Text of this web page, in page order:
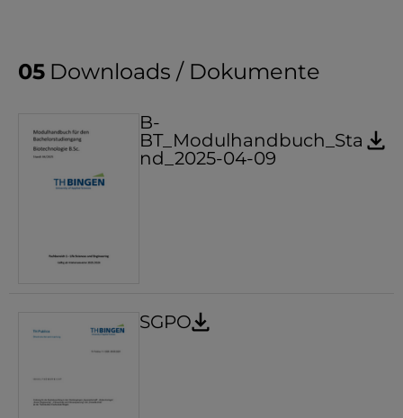
Downloads / Dokumente
B-
BT_Modulhandbuch_Sta
nd_2025-04-09
SGPO